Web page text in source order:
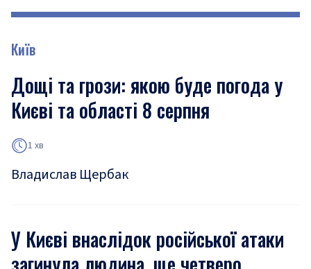
Київ
Дощі та грози: якою буде погода у
Києві та області 8 серпня
1 хв
Владислав Щербак
У Києві внаслідок російської атаки